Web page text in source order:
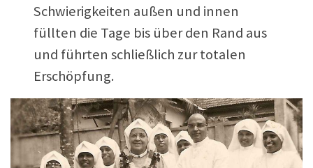
Schwierigkeiten außen und innen
füllten die Tage bis über den Rand aus
und führten schließlich zur totalen
Erschöpfung.